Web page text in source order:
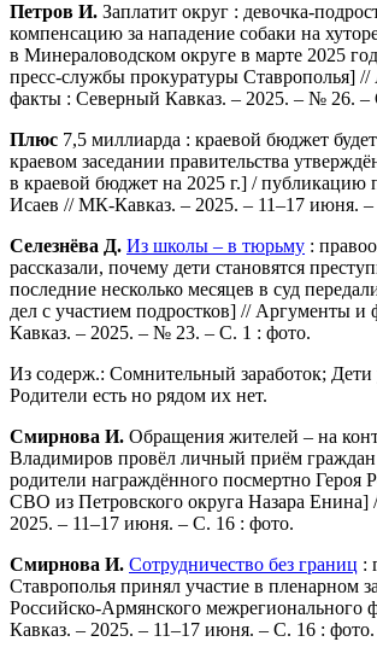
Петров И. Заплатит округ : девочка-
компенсацию за нападение собаки на
в Минераловодском округе в марте 2025
пресс-службы прокуратуры Ставрополья]
факты : Северный Кавказ. – 2025. – № 26. –
Плюс 7,5 миллиарда : краевой бюджет
краевом заседании правительства
в краевой бюджет на 2025 г.] / публикацию
Исаев // МК-Кавказ. – 2025. – 11–17 июня.
Селезнёва Д. Из школы – в тюрьму :
рассказали, почему дети становятся
последние несколько месяцев в суд
дел с участием подростков] // Аргументы
Кавказ. – 2025. – № 23. – С. 1 : фото.
Из содерж.: Сомнительный заработок; Дети
Родители есть но рядом их нет.
Смирнова И. Обращения жителей – на
Владимиров провёл личный приём
родители награждённого посмертно Героя
СВО из Петровского округа Назара
2025. – 11–17 июня. – С. 16 : фото.
Смирнова И. Сотрудничество без границ :
Ставрополья принял участие в пленарном
Российско-Армянского
Кавказ. – 2025. – 11–17 июня. – С. 16 : фото.